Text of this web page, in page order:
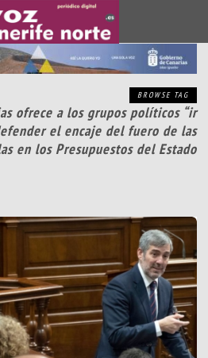
BROWSE TAG
ofrece a los grupos políticos “ir
el encaje del fuero de las
en los Presupuestos del Estado